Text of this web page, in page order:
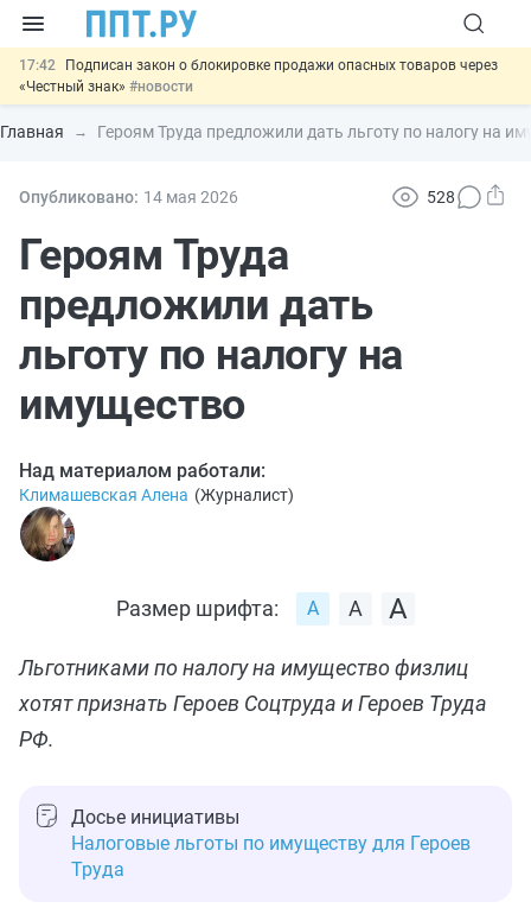
17:42
Подписан закон о блокировке продажи опасных товаров через
«Честный знак» #новости
17:17 Дистанционную работу беременных пропишут в ТК РФ#новости
15:25 Изменят правила контроля за подрядчиками ИЖС с эскроу-
11:31
Разработают единые критерии трудовых и ГПХ-
отношений#новости
Главная Героям Труда предложили дать льготу по налогу на
Опубликовано: 14 мая 2026 528
Героям Труда
предложили дать
льготу по налогу на
имущество
Над материалом работали:
Климашевская Алена (Журналист)
Размер шрифта:
Льготниками по налогу на имущество физлиц
хотят признать Героев Соцтруда и Героев Труда
РФ.
Досье инициативы
Налоговые льготы по имуществу для Героев
Труда